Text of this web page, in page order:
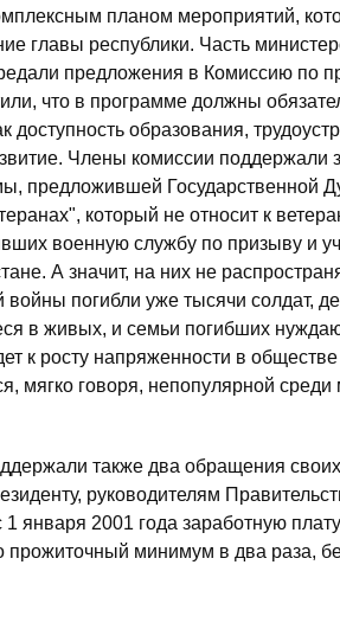
планом мероприятий,
главы республики. Часть
предложения в Комиссию по
что в программе должны
образования,
Члены комиссии поддержали
предложившей Государственной
который не относит к
военную службу по призыву и
А значит, на них не
погибли уже тысячи солдат,
в живых, и семьи погибших
к росту напряженности в
мягко говоря, непопулярной
также два обращения своих
руководителям
января 2001 года заработную
минимум в два раза,